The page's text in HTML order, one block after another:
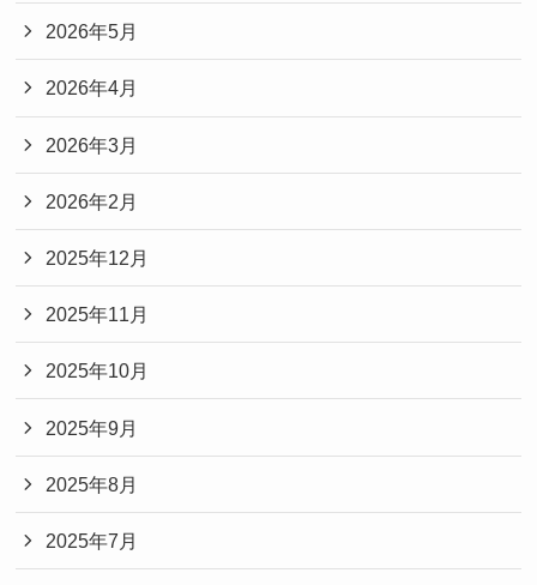
2026年5月
2026年4月
2026年3月
2026年2月
2025年12月
2025年11月
2025年10月
2025年9月
2025年8月
2025年7月